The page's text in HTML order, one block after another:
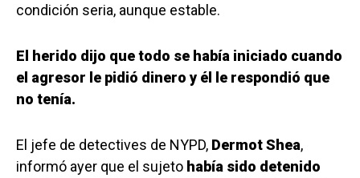
condición seria, aunque estable.
El herido dijo que todo se había iniciado cuando
el agresor le pidió dinero y él le respondió que
no tenía.
El jefe de detectives de NYPD, Dermot Shea,
informó ayer que el sujeto había sido detenido